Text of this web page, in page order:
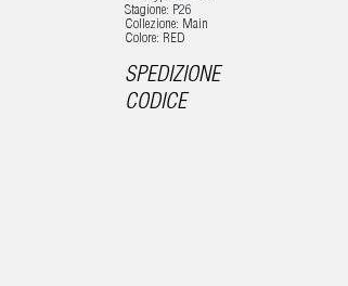
Stagione: P26
Collezione: Main
Colore: RED
SPEDIZIONE
CODICE